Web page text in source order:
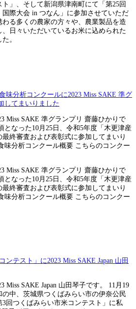
」、そして新潟県津南町にて「第25回
際大会 in つなん」に参加させていただ
る多くの農家の方々や、農業製品を造
日々いただいているお米に込められた
。
味分析コンクールに2023 Miss SAKE 準グ
してまいりました
Miss SAKE 準グランプリ 齋藤ひかりで
となった10月25日、令和5年度「木更津産
終審査および表彰式に参加してまいり
味分析コンクール概要 こちらのコンクー
Miss SAKE 準グランプリ 齋藤ひかりで
となった10月25日、令和5年度「木更津産
終審査および表彰式に参加してまいり
味分析コンクール概要 こちらのコンクー
ンテスト」に2023 Miss SAKE Japan 山田
Miss SAKE Japan 山田琴子です。 11月19
の中、茨城県つくばみらい市の伊奈公民
回つくばみらい市米コンテスト」に私